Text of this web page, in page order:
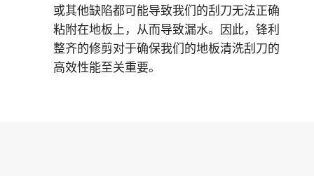
或其他缺陷都可能导致我们的刮刀无法正确
粘附在地板上，从而导致漏水。因此，锋利
整齐的修剪对于确保我们的地板清洗刮刀的
高效性能至关重要。